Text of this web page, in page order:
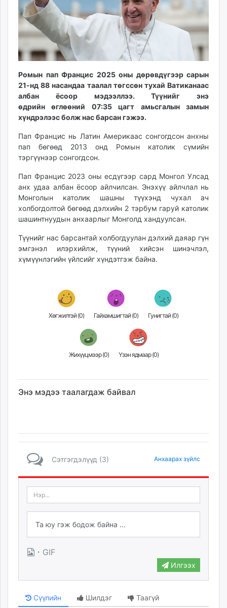
ikon.mn
mnb.mn
Livetv.mn
Eguur.mn
24tsag.mn
shuud.mn
eagle.mn
ergelt.mn
zarig.mn
today.mn
zuv.mn
mminfo.mn
ugluu.mn
urlag.mn
unen.mn
asu.mn
shudarga.mn
shuurhai.mn
unuudur.mn
isee.mn
mglradio.com
toim.mn
Ромын пап Францис 2025 оны дөрөвдүгээр сарын
21-нд 88 насандаа таалал төгссөн тухай Ватиканаас
албан ёсоор мэдээллээ. Түүнийг энэ
өдрийн өглөөний 07:35 цагт амьсгалын замын
хүндрэлээс болж нас барсан гэжээ.
Пап Францис нь Латин Америкаас сонгогдсон анхны
пап бөгөөд 2013 онд Ромын католик сүмийн
тэргүүнээр сонгогдсон.
Пап Францис 2023 оны есдүгээр сард Монгол Улсад
анх удаа албан ёсоор айлчилсан. Энэхүү айлчлал нь
Монголын католик шашны түүхэнд чухал ач
холбогдолтой бөгөөд дэлхийн 2 тэрбум гаруй католик
шашинтнуудын анхаарлыг Монголд хандуулсан.
Түүнийг нас барсантай холбогдуулан дэлхий даяар гүн
эмгэнэл илэрхийлж, түүний хийсэн шинэчлэл,
хүмүүнлэгийн үйлсийг хүндэтгэж байна.
Хөгжилтэй (0) Гайхамшигтай (0) Гунигтай (0)
Жихүүцмээр (0) Үзэн ядмаар (0)
Энэ мэдээ таалагдаж байвал
Сэтгэгдэлүүд (3) Анхаарах зүйлс
· GIF
Илгээх
Сүүлийн Шилдэг Таагүй